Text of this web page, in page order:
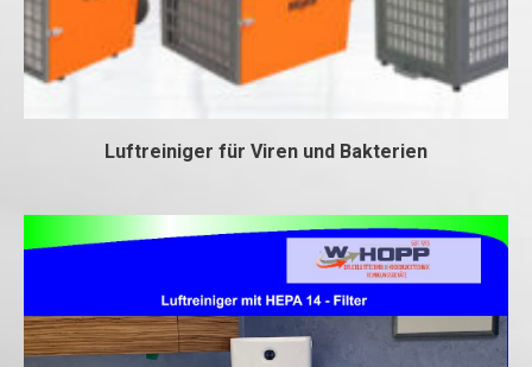
Luftreiniger für Viren und Bakterien